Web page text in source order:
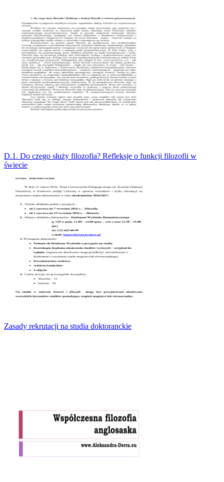
D.1. Do czego służy filozofia? Refleksje o funkcji filozofii w
świecie
Zasady rekrutacji na studia doktoranckie